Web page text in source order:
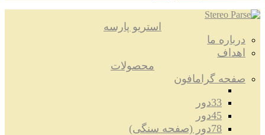
استریو پارسه
درباره ما
اهداف
محصولات
صفحه گرامافون
33دور
45دور
78دور (صفحه سنگی)